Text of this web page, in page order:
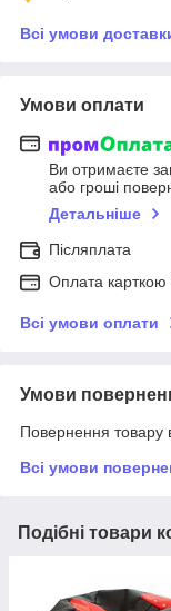
Всі умови
Умови оплати
Ви отримаєте
або гроші
Детальніше
Післяплата
Оплата
Всі умови оплати
Умови
Повернення товару
Всі умови
Подібні товари